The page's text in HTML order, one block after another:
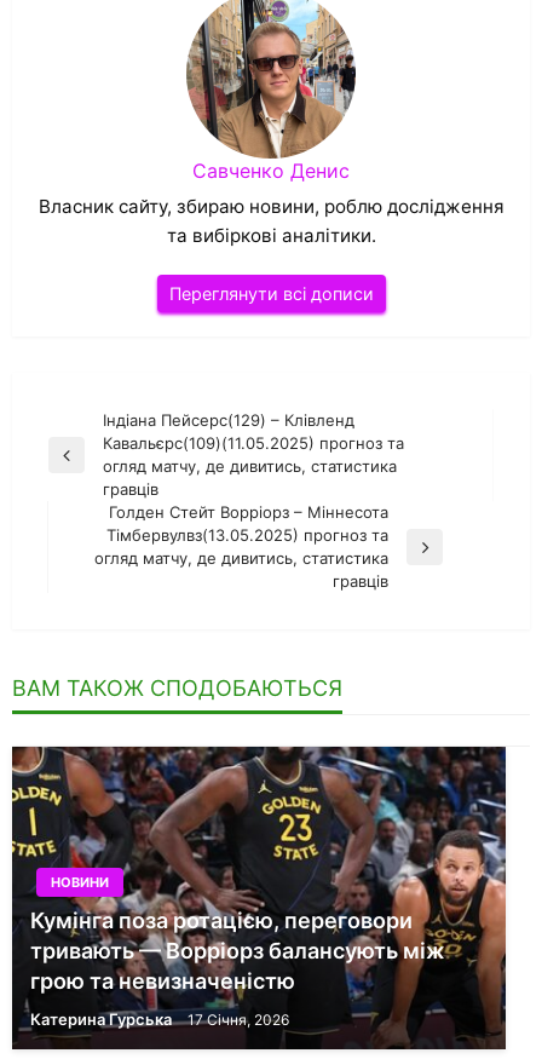
Савченко Денис
Власник сайту, збираю новини, роблю дослідження
та вибіркові аналітики.
Переглянути всі дописи
Навігація
записів
Попередній
Індіана Пейсерс(129) – Клівленд
Кавальєрс(109)(11.05.2025) прогноз та
огляд матчу, де дивитись, статистика
гравців
Наступний
Голден Стейт Ворріорз – Міннесота
Тімбервулвз(13.05.2025) прогноз та
огляд матчу, де дивитись, статистика
гравців
ВАМ ТАКОЖ СПОДОБАЮТЬСЯ
НОВИНИ
Кумінга поза ротацією, переговори
тривають — Ворріорз балансують між
грою та невизначеністю
Катерина Гурська 17 Січня, 2026